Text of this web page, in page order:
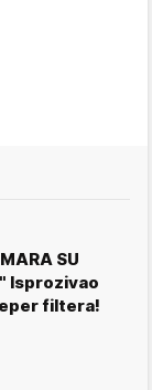
SU
Isprozivao
filtera!